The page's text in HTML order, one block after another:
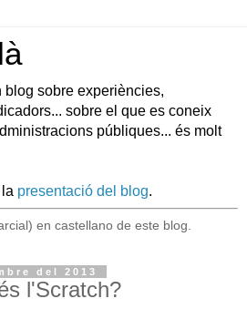
blog sobre experiències,
sobre el que es coneix
públiques... és molt
presentació del blog.
en castellano de este blog.
del 2013
l'Scratch?